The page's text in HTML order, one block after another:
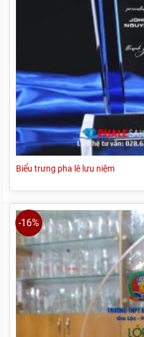
Biểu trưng pha lê lưu niệm
-16%